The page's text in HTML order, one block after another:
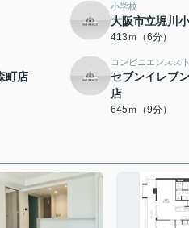
小学校
大阪市立堀川
413ｍ（6分）
町店
コンビニエンスス
セブンイレブ
店
645ｍ（9分）